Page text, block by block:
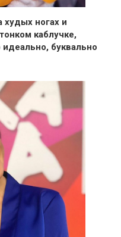
худых ногах и
каблучке,
буквально